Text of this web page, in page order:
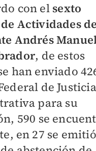
con elsexto
Actividades
Andrés
, de estos
han enviado
de Justicia
para su
590 se
en 27 se emitió